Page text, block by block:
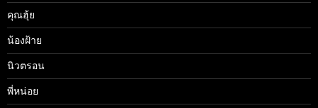
คุณฮุ้ย
น้องฝ้าย
นิวตรอน
พี่หน่อย